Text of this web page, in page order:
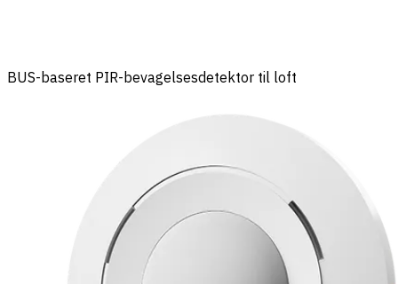
BUS-baseret PIR-bevagelsesdetektor til loft